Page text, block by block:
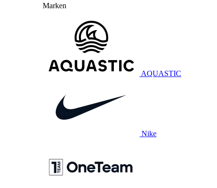
Marken
AQUASTIC
Nike